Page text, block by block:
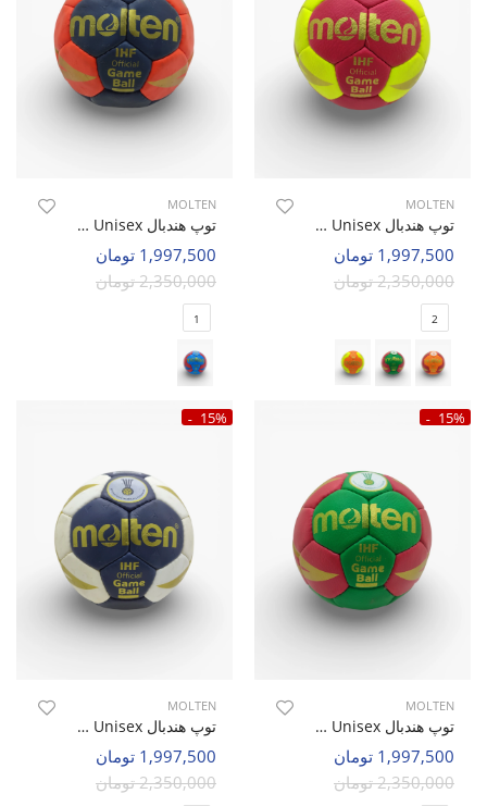
MOLTEN
توپ هندبال Unisex مولتن Molten Strike U
1,997,500 تومان
2,350,000 تومان
2
MOLTEN
توپ هندبال Unisex مولتن Molten 5000 U
1,997,500 تومان
2,350,000 تومان
1
15%
MOLTEN
توپ هندبال Unisex مولتن Molten Strike U
1,997,500 تومان
2,350,000 تومان
15%
MOLTEN
توپ هندبال Unisex مولتن Molten Edge U
1,997,500 تومان
2,350,000 تومان